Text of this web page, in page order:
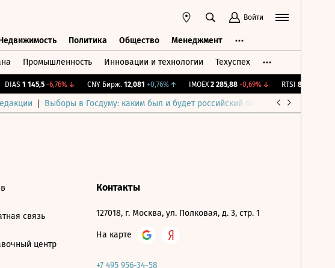
Войти
Политика Общество Менеджмент
Промышленность Инновации и технологии Техуспех
DIAS 1 145,5 -6,76%↓ CNY Бирж. 12,081 +0,76%↑ IMOEX 2 285,88 -0,69%↓ RTSI 884,56
Выборы в Госдуму: каким был и будет российский парламент
связь
центр
Контакты
127018, г. Москва, ул. Полковая, д. 3, стр. 1
На карте
+7 495 956-34-58